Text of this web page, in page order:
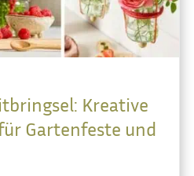
Kreative
Gartenfeste und